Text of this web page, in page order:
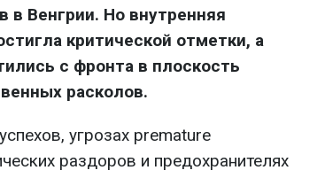
Венгрии. Но внутренняя
критической отметки, а
с фронта в плоскость
расколов.
угрозах premature
раздоров и предохранителях